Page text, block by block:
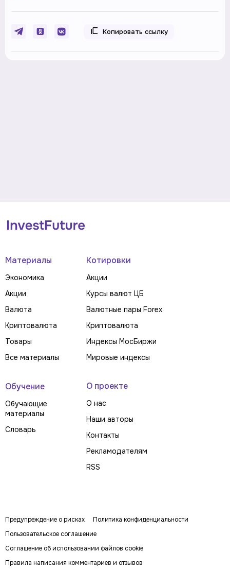
Копировать ссылку
Материалы
Экономика
Акции
Валюта
Криптовалюта
Товары
Все материалы
Котировки
Акции
Курсы валют ЦБ
Валютные пары Forex
Криптовалюта
Индексы МосБиржи
Мировые индексы
Обучение
Обучающие
материалы
Словарь
О проекте
О нас
Наши авторы
Контакты
Рекламодателям
RSS
Предупреждение о рисках
Политика конфиденциальности
Пользовательское соглашение
Соглашение об использовании файлов cookie
Правила написания комментариев и отзывов